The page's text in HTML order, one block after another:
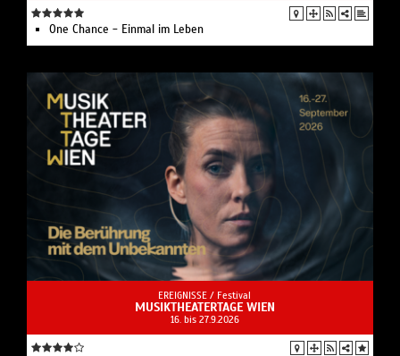
One Chance - Einmal im Leben
EREIGNISSE / Festival
MUSIKTHEATERTAGE WIEN
16. bis 27.9.2026